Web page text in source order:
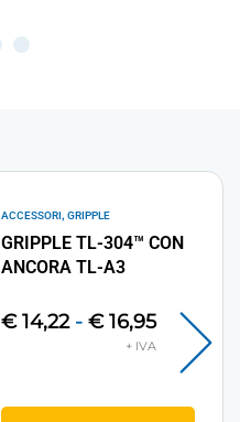
ACCESSORI,GRIPPLE
GRIPPLE TL-304™ CON
ANCORA TL-A3
€14,22 - €16,95